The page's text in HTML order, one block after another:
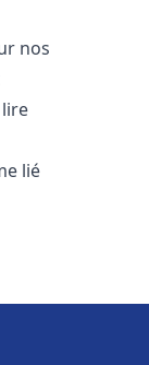
nos
lié